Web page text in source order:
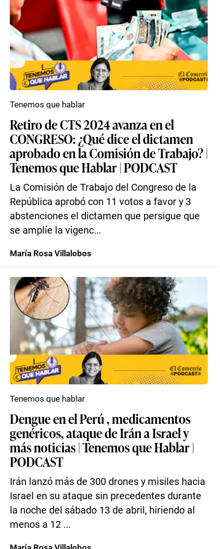
Retiro de CTS 2024 avanza en el
CONGRESO: ¿Qué dice el dictamen
aprobado en la Comisión de Trabajo? |
Tenemos que Hablar | PODCAST
La Comisión de Trabajo del Congreso de la
República aprobó con 11 votos a favor y 3
abstenciones el dictamen que persigue que
se amplíe la vigenc...
Tenemos que hablar
María Rosa Villalobos
Dengue en el Perú , medicamentos
genéricos, ataque de Irán a Israel y
más noticias | Tenemos que Hablar |
PODCAST
Irán lanzó más de 300 drones y misiles hacia
Israel en su ataque sin precedentes durante
la noche del sábado 13 de abril, hiriendo al
menos a 12 ...
Tenemos que hablar